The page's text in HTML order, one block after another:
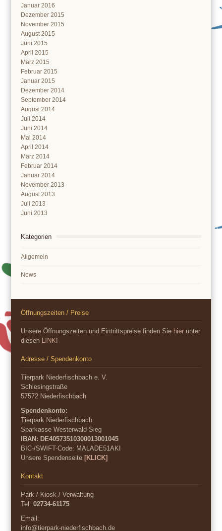
Januar 2016
Dezember 2015
November 2015
August 2015
Juni 2015
April 2015
März 2015
Februar 2015
Januar 2015
Dezember 2014
September 2014
August 2014
Juli 2014
Juni 2014
Mai 2014
April 2014
März 2014
Februar 2014
Januar 2014
November 2013
August 2013
Juli 2013
Juni 2013
Kategorien
Allgemein
News
Öffnungszeiten / Preise
Unsere Öffnungszeiten und Eintrittspreise finden Sie hier unter
diesen LINK!
Adresse / Spendenkonto
Tierpark Niederfischbach e. V.
Schlesingstraße
57572 Niederfischbach
Spendenkonto:
Tierpark Niederfischbach
Sparkasse Westerwald-Sieg
IBAN: DE40573510300013001045
BIC-/SWIFT-Code: MALADE51AKI
Unsere Spendenseite[KLICK]
Kontakt
Park / Kiosk / Verwaltung
Tel:02734-61175
Email:
info@tierpark-niederfischbach.de